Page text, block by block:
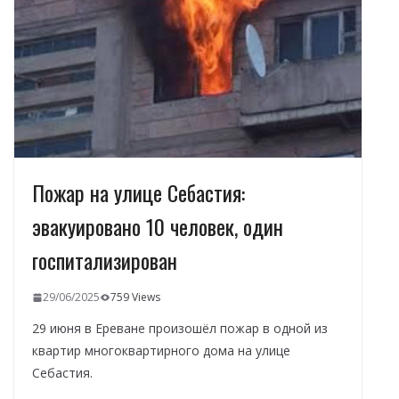
k p и
т
Пожар на улице Себастия:
эвакуировано 10 человек, один
госпитализирован
29/06/2025 759 Views
29 июня в Ереване произошёл пожар в одной из
квартир многоквартирного дома на улице
Себастия.